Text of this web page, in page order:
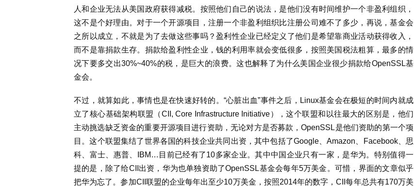
人和企业无法从美国政府获得减税。按照他们自己的说法，是他们没有时间维护一个非盈利组织，
这不是个好理由。对于一个开源项目，注册一个非盈利组织比注册公司难不了多少，再说，基金会
之所以成立，不就是为了去做这些事吗？盈利性企业已经定义了他们是希望靠商业活动获得收入，
而不是靠捐款生存。捐款给盈利性企业，钱的利用率就会变低很多，按照美国税法粗算，最多的情
况下要多交出30%~40%的税，是巨大的浪费。这也解释了为什么美国企业很少捐款给OpenSSL基
金会。
不过，就算如此，事情也是在快速好转的。“心脏出血”事件之后，Linux基金会在极短的时间内就成
立了核心基础架构联盟（CII, Core Infrastructure Initiative），这个联盟和以往最大的区别是，他们
主动挑选缺乏资金的重要开源项目进行资助，无论对方是否募款，OpenSSL是他们资助的第一个项
目。这个联盟集结了世界各国的科技企业共同出资，其中包括了Google、Amazon、Facebook、思
科、富士、惠普、IBM…目前已经有了10多家企业。其中中国企业只有一家，是华为。特别值得一
提的是，除了给CII出资，华为也单独资助了OpenSSL基金会每年5万美金。可惜，界面的文章似乎
把华为忘了。参加CII联盟的企业每年出至少10万美金，按照2014年的数字，CII每年总共有170万美